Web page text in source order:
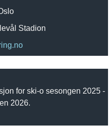
Stadion
for ski-o sesongen 2025 -
2026.